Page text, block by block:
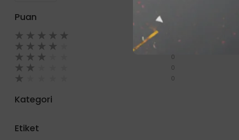
Puan
★ ★ ★ ★ ★
★ ★ ★ ★
★ ★ ★ 0
★ ★ 0
★ 0
Kategori
Etiket